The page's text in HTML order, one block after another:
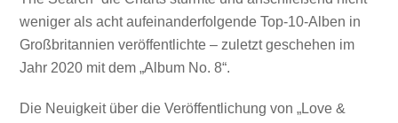
weniger als acht aufeinanderfolgende Top-10-Alben in
Großbritannien veröffentlichte – zuletzt geschehen im
Jahr 2020 mit dem „Album No. 8“.
Die Neuigkeit über die Veröffentlichung von „Love &